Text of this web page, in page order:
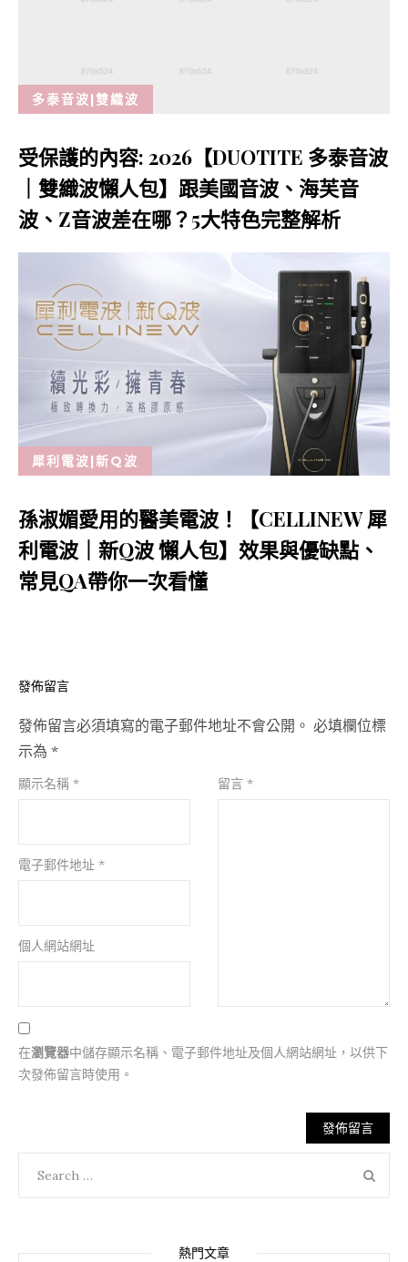
多泰音波|雙織波
受保護的內容: 2026【DUOTITE 多泰音波
｜雙織波懶人包】跟美國音波、海芙音
波、Z音波差在哪？5大特色完整解析
犀利電波|新Q波
孫淑媚愛用的醫美電波！【CELLINEW 犀
利電波｜新Q波 懶人包】效果與優缺點、
常見QA帶你一次看懂
發佈留言
發佈留言必須填寫的電子郵件地址不會公開。 必填欄位標
示為 *
留言 *
顯示名稱 *
電子郵件地址 *
個人網站網址
在瀏覽器中儲存顯示名稱、電子郵件地址及個人網站網址，以供下
次發佈留言時使用。
熱門文章